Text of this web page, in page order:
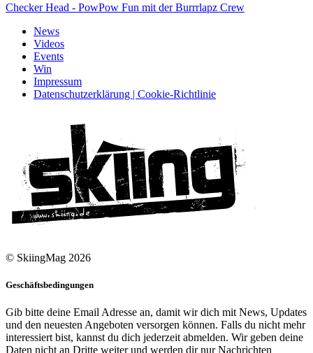
Checker Head - PowPow Fun mit der Burrrlapz Crew
News
Videos
Events
Win
Impressum
Datenschutzerklärung | Cookie-Richtlinie
© SkiingMag 2026
Geschäftsbedingungen
Gib bitte deine Email Adresse an, damit wir dich mit News, Updates
und den neuesten Angeboten versorgen können. Falls du nicht mehr
interessiert bist, kannst du dich jederzeit abmelden. Wir geben deine
Daten nicht an Dritte weiter und werden dir nur Nachrichten